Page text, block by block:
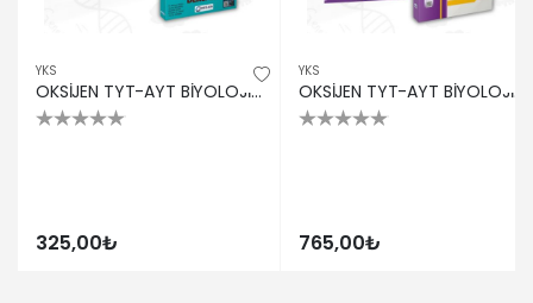
YKS
OKSİJEN TYT-AYT BİYOLOJİ BRANŞ DENEMESİ 2Lİ SET
325,00₺
YKS
OKSİJEN TYT-AYT BİYOLOJİ SORU BANKASI 2Lİ SET
765,00₺